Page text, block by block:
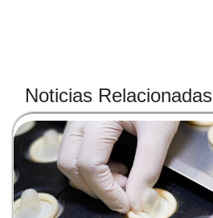
Noticias Relacionadas